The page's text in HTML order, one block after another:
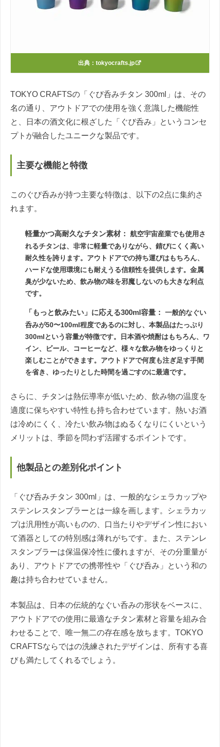
出典： tokyocrafts.jp
TOKYO CRAFTSの「ぐび呑みチタン 300ml」は、その
名の通り、アウトドアでの使用を強く意識した機能性
と、日本の酒文化に根ざした「ぐび呑み」というコンセ
プトが融合したユニークな製品です。
主要な機能と特徴
このぐび呑みが持つ主要な特徴は、以下の2点に集約さ
れます。
軽量かつ高耐久なチタン素材：
航空宇宙産業でも使用さ
れるチタンは、非常に軽量でありながら、錆びにくく高い
耐久性を誇ります。アウトドアでの持ち運びはもちろん、
ハードな使用環境にも耐えうる信頼性を提供します。金属
臭が少ないため、飲み物の味を邪魔しないのも大きな利点
です。
「もっと飲みたい」に応える300ml容量：
一般的なぐい
呑みが50〜100ml程度であるのに対し、本製品はたっぷり
300mlという容量が特徴です。日本酒や焼酎はもちろん、ワ
イン、ビール、コーヒーなど、様々な飲み物をゆっくりと
楽しむことができます。アウトドアで何度も注ぎ足す手間
を省き、ゆったりとした時間を過ごすのに最適です。
さらに、チタンは熱伝導率が低いため、飲み物の温度を
適度に保ちやすい特性も持ち合わせています。熱いお酒
は冷めにくく、冷たい飲み物はぬるくなりにくいという
メリットは、季節を問わず活躍するポイントです。
他製品との差別化ポイント
「ぐび呑みチタン 300ml」は、一般的なシェラカップや
ステンレスタンブラーとは一線を画します。シェラカッ
プは汎用性が高いものの、口当たりやデザイン性におい
て酒器としての特別感は薄れがちです。また、ステンレ
スタンブラーは保温保冷性に優れますが、その分重量が
あり、アウトドアでの携帯性や「ぐび呑み」という和の
趣は持ち合わせていません。
本製品は、日本の伝統的なぐい呑みの形状をベースに、
アウトドアでの使用に最適なチタン素材と容量を組み合
わせることで、唯一無二の存在感を放ちます。TOKYO
CRAFTSならではの洗練されたデザインは、所有する喜
びも満たしてくれるでしょう。